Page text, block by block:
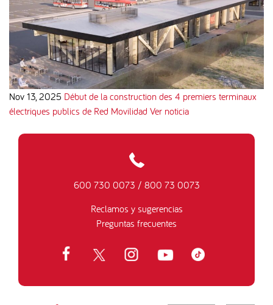
Nov 13, 2025 Début de la construction des 4 premiers terminaux
électriques publics de Red Movilidad Ver noticia
600 730 0073 / 800 73 0073
Reclamos y sugerencias
Preguntas frecuentes